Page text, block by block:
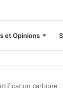
et Opinions
carbone